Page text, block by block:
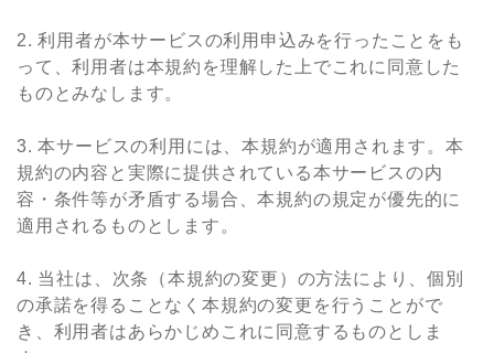
2. 利⽤者が本サービスの利⽤申込みを⾏ったことをも
って、利⽤者は本規約を理解した上でこれに同意した
ものとみなします。
3. 本サービスの利⽤には、本規約が適⽤されます。本
規約の内容と実際に提供されている本サービスの内
容・条件等が⽭盾する場合、本規約の規定が優先的に
適⽤されるものとします。
4. 当社は、次条（本規約の変更）の⽅法により、個別
の承諾を得ることなく本規約の変更を⾏うことがで
き、利⽤者はあらかじめこれに同意するものとしま